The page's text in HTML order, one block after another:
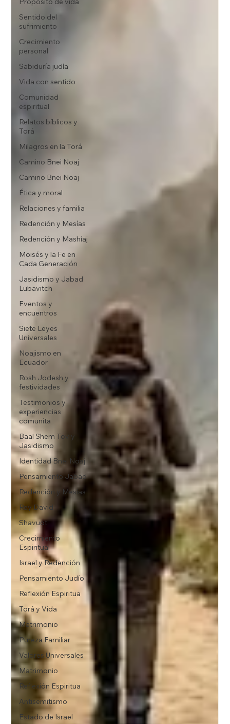
Sentido del
sufrimiento
Crecimiento
personal
Sabiduría judía
Vida con sentido
Comunidad
espiritual
Relatos bíblicos y
Torá
Milagros en la Torá
Camino Bnei Noaj
Camino Bnei Noaj
Ética y moral
Relaciones y familia
Redención y Mesías
Redención y Mashíaj
Moisés y la Fe en
Cada Generación
Jasidismo y Jabad
Lubavitch
Eventos y
encuentros
Siete Leyes
Universales
Noajismo en
Ecuador
Rosh Jodesh y
festividades
Testimonios y
experiencias
comunita
Baal Shem Tov y
Jasidismo
Identidad Bnei Noaj
Pensamiento Jabad
Redención y Mesías
Rey David
Shavuot
Crecimiento
Espiritual
Israel y Redención
Pensamiento Judío
Reflexión Espiritua
Torá y Vida
Matrimonio
Pureza Familiar
Valores Universales
Matrimonio
Reflexión Espiritua
Antisemitismo
Estado de Israel